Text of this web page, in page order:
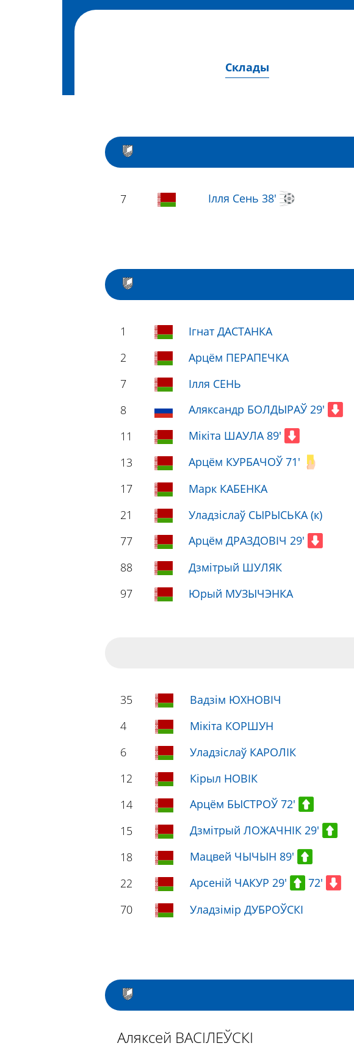
Склады
7 Ілля Сень 38'
1
Ігнат ДАСТАНКА
2
Арцём ПЕРАПЕЧКА
7
Ілля СЕНЬ
8
Аляксандр БОЛДЫРАЎ 29'
11
Мікіта ШАУЛА 89'
13
Арцём КУРБАЧОЎ 71'
17
Марк КАБЕНКА
21
Уладзіслаў СЫРЫСЬКА (к)
77
Арцём ДРАЗДОВІЧ 29'
88
Дзмітрый ШУЛЯК
97
Юрый МУЗЫЧЭНКА
35
Вадзім ЮХНОВІЧ
4
Мікіта КОРШУН
6
Уладзіслаў КАРОЛІК
12
Кірыл НОВІК
14
Арцём БЫСТРОЎ 72'
15
Дзмітрый ЛОЖАЧНІК 29'
18
Мацвей ЧЫЧЫН 89'
22
Арсеній ЧАКУР 29'
72'
70
Уладзімір ДУБРОЎСКІ
Аляксей ВАСІЛЕЎСКІ